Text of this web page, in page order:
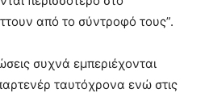
από το σύντροφό τους”.
συχνά εμπεριέχονται
ταυτόχρονα ενώ στις